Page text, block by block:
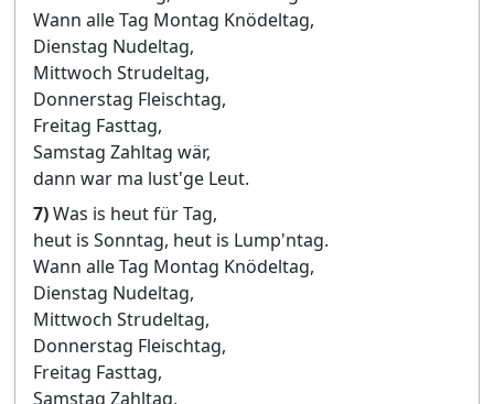
Wann alle Tag Montag Knödeltag,
Dienstag Nudeltag,
Mittwoch Strudeltag,
Donnerstag Fleischtag,
Freitag Fasttag,
Samstag Zahltag wär,
dann war ma lust'ge Leut.
7)Was is heut für Tag,
heut is Sonntag, heut is Lump'ntag.
Wann alle Tag Montag Knödeltag,
Dienstag Nudeltag,
Mittwoch Strudeltag,
Donnerstag Fleischtag,
Freitag Fasttag,
Samstag Zahltag,